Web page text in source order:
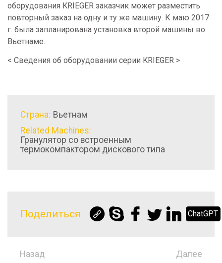
оборудования KRIEGER заказчик может разместить
повторный заказ на одну и ту же машину. К маю 2017
г. была запланирована установка второй машины во
Вьетнаме.
< Сведения об оборудовании серии KRIEGER >
Страна: Вьетнам
Related Machines:
Гранулятор со встроенным
термокомпактором дискового типа
Поделиться ChatGPT
Назад Далее